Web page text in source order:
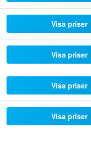
Visa priser
Visa priser
Visa priser
Visa priser